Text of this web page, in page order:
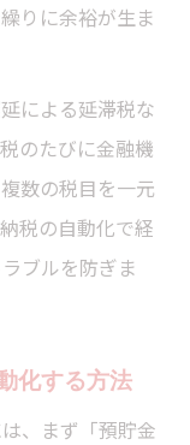
を税理士が解
順に注意
トを押さえよ
避のカギ
残高確認習慣
成功させよう
に備える方法
りに余裕が生ま
による延滞税な
のたびに金融機
数の税目を一元
税の自動化で経
ブルを防ぎま
化する方法
、まず「預貯金